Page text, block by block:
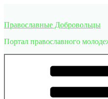
содержимому
Православные Добровольцы
Портал православного